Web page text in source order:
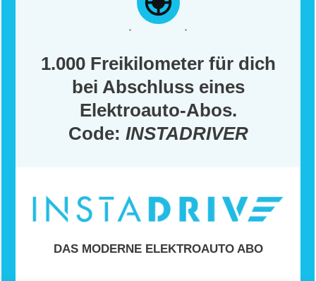
1.000 Freikilometer für dich
bei Abschluss eines
Elektroauto-Abos.
Code: INSTADRIVER
DAS MODERNE ELEKTROAUTO ABO